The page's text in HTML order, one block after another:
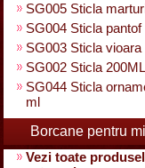
SG005 Sticla
SG004 Sticla pantof
SG003 Sticla vioara
SG002 Sticla
SG044 Sticla
ml
Borcane pentru
Vezi toate